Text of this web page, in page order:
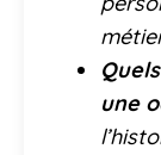
une